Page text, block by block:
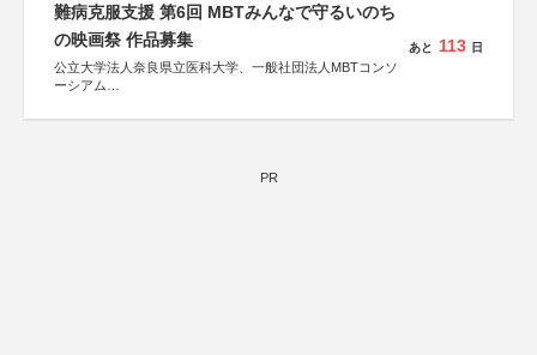
難病克服支援 第6回 MBTみんなで守るいのち
の映画祭 作品募集
公立大学法人奈良県立医科大学、一般社団法人MBTコンソ
ーシアム
協力：読売新聞社
あと 113 日
PR